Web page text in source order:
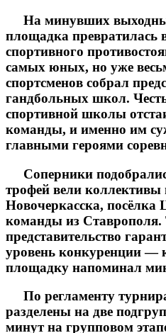
На минувших
площадка превратилась
спортивного
самых юных, но уже
спортсменов собрал
гандбольных школ.
спортивной школы
команды, и именно им
главными героями
Соперники
трофей вели коллективы
Новочеркасска, посёлка
команды из Ставрополя.
представительство
уровень конкуренции —
площадку напоминал
По регламенту
разделены на две
минут на групповом